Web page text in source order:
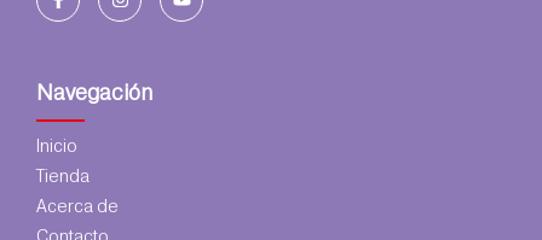
Navegación
Inicio
Tienda
Acerca de
Contacto